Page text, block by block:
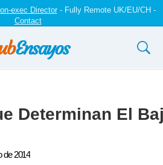
exec Director- Fully Remote UK/EU/CH -
Contact
Determinan El
de 2014